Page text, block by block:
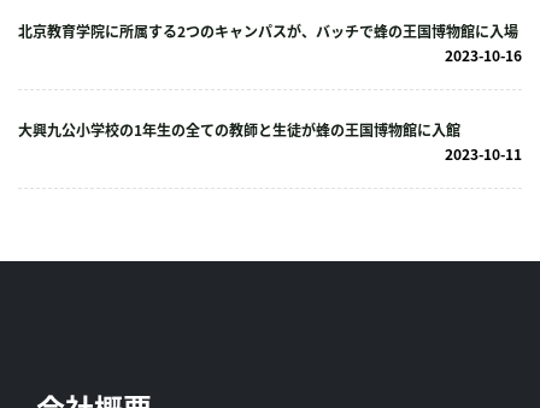
北京教育学院に所属する2つのキャンパスが、バッチで蜂の王国博物館に入場
2023-10-16
大興九公小学校の1年生の全ての教師と生徒が蜂の王国博物館に入館
2023-10-11